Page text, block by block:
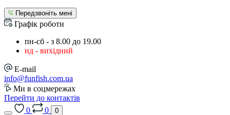
Передзвоніть мені
Графік роботи
пн-сб - з 8.00 до 19.00
нд - вихідний
E-mail
info@funfish.com.ua
Ми в соцмережах
Перейти до контактів
0
0 0